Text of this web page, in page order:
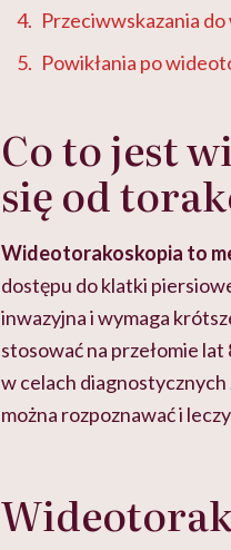
Przeciwwskazania
Powikłania po
Co to jest
się od
Wideotorakoskopia to
dostępu do klatki
inwazyjna i wymaga
stosować na przełomie
w celach diagnostycznych
można rozpoznawać i